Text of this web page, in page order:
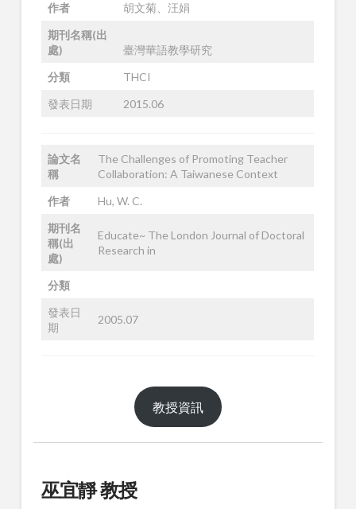
作者
胡文菊、汪娟
期刊名稱(出
處)
臺灣華語教學研究
分類
THCI
發表日期
2015.06
論文名
稱
The Challenges of Promoting Teacher
Collaboration: A Taiwanese Context
作者
Hu, W. C.
期刊名
稱(出
處)
Educate~ The London Journal of Doctoral
Research in
分類
發表日
期
2005.07
教授資訊
巫宜靜 教授